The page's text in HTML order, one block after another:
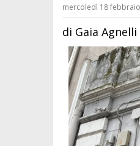
mercoledì 18
di Gaia Agnelli